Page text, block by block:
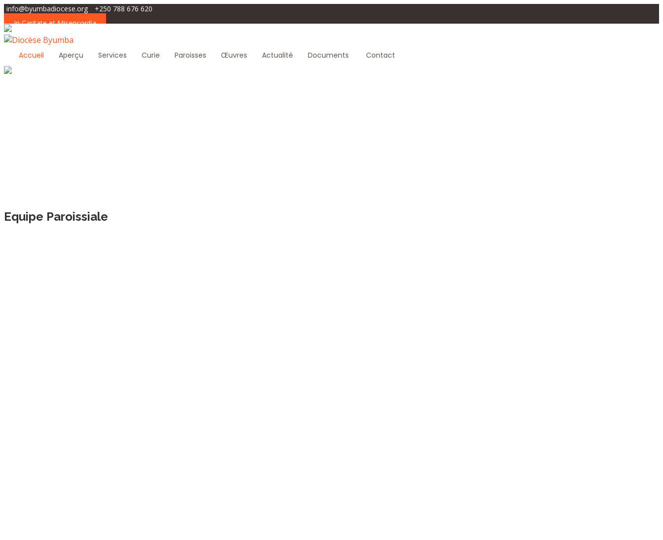
info@byumbadiocese.org
+250 788 676 620
In Caritate et Misericordia
Accueil Aperçu Services Curie Paroisses Œuvres Actualité Documents Contact
Equipe Paroissiale